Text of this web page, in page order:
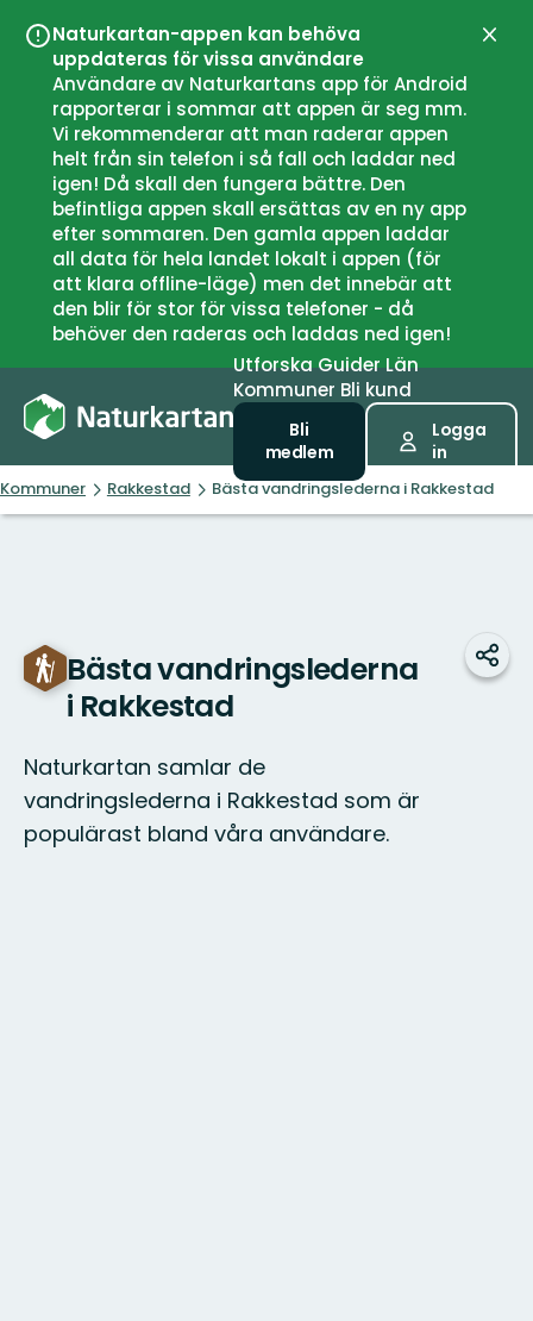
Naturkartan-appen kan behöva
uppdateras för vissa användare
Användare av Naturkartans app för Android
rapporterar i sommar att appen är seg mm.
Vi rekommenderar att man raderar appen
helt från sin telefon i så fall och laddar ned
igen! Då skall den fungera bättre. Den
befintliga appen skall ersättas av en ny app
efter sommaren. Den gamla appen laddar
all data för hela landet lokalt i appen (för
att klara offline-läge) men det innebär att
den blir för stor för vissa telefoner - då
behöver den raderas och laddas ned igen!
UtforskaGuiderLän
Kommuner Bli kund
Bli
medlem
Logga
in
Kommuner Rakkestad Bästa vandringslederna i Rakkestad
Bästa vandringslederna
i Rakkestad
Naturkartan samlar de
vandringslederna i Rakkestad som är
populärast bland våra användare.
Dela